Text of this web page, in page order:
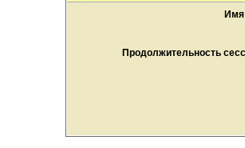
Имя
Продолжительность